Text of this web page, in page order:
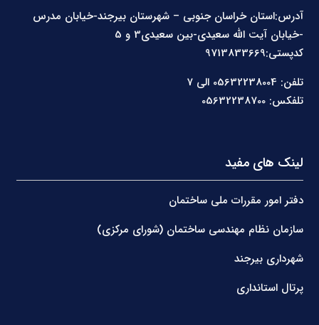
آدرس:استان خراسان جنوبی – شهرستان بیرجند-خیابان مدرس
کدپستی:9713833669
تلفن: 05632238004 الی 7
تلفکس: 05632238700
لینک های مفید
دفتر امور مقررات ملی ساختمان
سازمان نظام مهندسی ساختمان (شورای مرکزی)
شهرداری بیرجند
پرتال استانداری